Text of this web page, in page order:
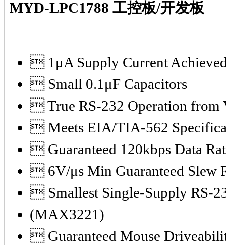
MYD-LPC1788 工控板/开发板
 1μA Supply Current
 Small 0.1μF Capacitors
 True RS-232 Operation from
 Meets EIA/TIA-562
 Guaranteed 120kbps Data
 6V/μs Min Guaranteed Slew
 Smallest Single-Supply RS-
(MAX3221)
 Guaranteed Mouse